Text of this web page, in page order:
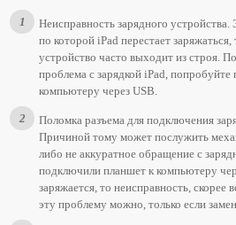
Неисправность зарядного устройства.
по которой iPad перестает заряжаться,
устройство часто выходит из строя.
проблема с зарядкой iPad,
компьютеру через USB.
Поломка разъема для подключения
Причиной тому может послужить
либо не аккуратное обращение с
подключили планшет к компьютеру
заряжается, то неисправность, скорее
эту проблему можно, только если